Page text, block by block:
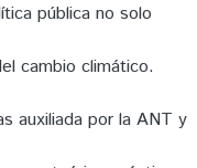
pública no solo
cambio climático.
auxiliada por la ANT y